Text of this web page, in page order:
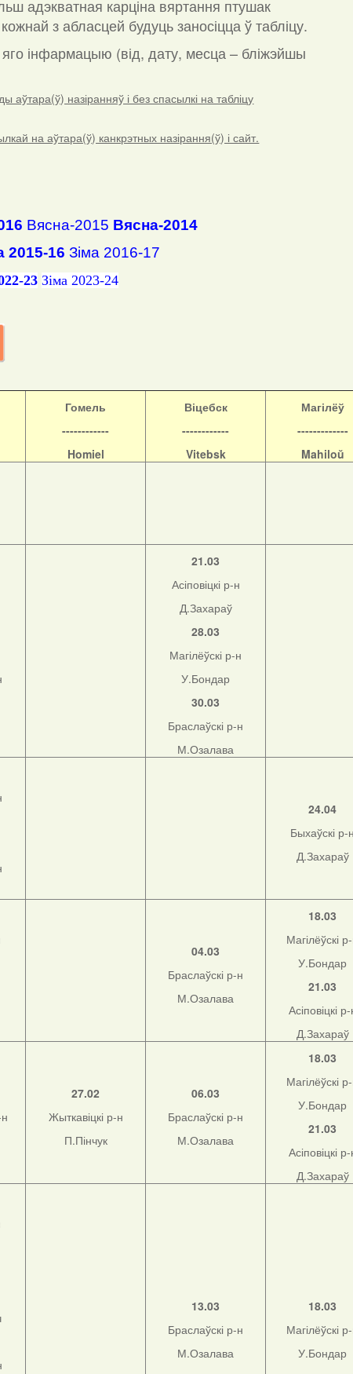
адэкватная карціна вяртання птушак
з абласцей будуць заносіцца ў табліцу.
яго інфармацыю (від, дату, месца – бліжэйшы
назіранняў і без спасылкі на табліцу
на аўтара(ў) канкрэтных назірання(ў) і сайт.
Вясна-2015 Вясна-2014
2015-16 Зіма 2016-17
23 Зіма 2023-24
Гомель
------------
Homiel
Віцебск
------------
Vitebsk
Магілёў
-------------
Mahiloŭ
21.03
Асіповіцкі р-н
Д.Захараў
28.03
Магілёўскі р-н
У.Бондар
30.03
Браслаўскі р-н
М.Озалава
24.04
Быхаўскі р-
Д.Захараў
04.03
Браслаўскі р-н
М.Озалава
18.03
Магілёўскі
У.Бондар
21.03
Асіповіцкі
Д.Захараў
27.02
Жыткавіцкі р-н
П.Пінчук
06.03
Браслаўскі р-н
М.Озалава
18.03
Магілёўскі
У.Бондар
21.03
Асіповіцкі
Д.Захараў
13.03
Браслаўскі р-н
М.Озалава
18.03
Магілёўскі
У.Бондар